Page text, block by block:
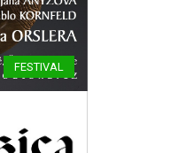
FESTIVAL